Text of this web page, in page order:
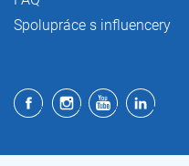
Spolupráce s influencery